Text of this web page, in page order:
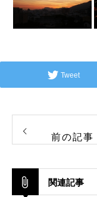
Tweet
前の記事
関連記事